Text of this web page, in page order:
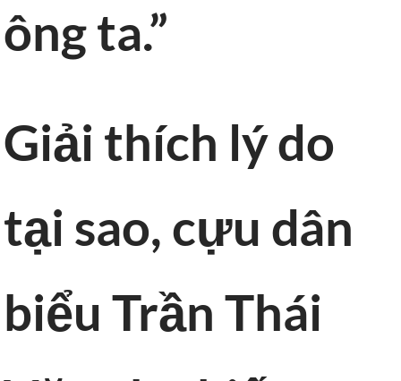
ông ta.”
Giải thích lý do
tại sao, cựu dân
biểu Trần Thái